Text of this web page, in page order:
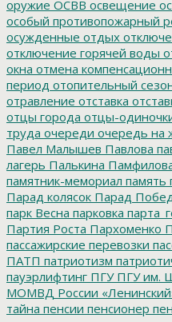
оружие ОСВВ освещение
особый противопожарный
осужденные отдых
отключение горячей воды
окна отмена
период отопительный
отравление отставка
отцы города отцы-
труда очереди очередь на
Павел Малышев Павлова
лагерь Палькина
памятник-мемориал память
Парад колясок Парад
парк Весна парковка
Партия Роста Пархоменко
пассажирские перевозки
ПАТП патриотизм
пауэрлифтинг ПГУПГУ им.
МОМВД России
тайна пенсии пенсионер